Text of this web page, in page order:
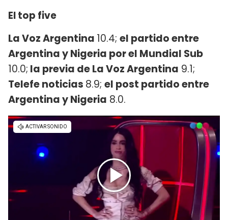
El top five
La Voz Argentina 10.4; el partido entre
Argentina y Nigeria por el Mundial Sub
10.0; la previa de La Voz Argentina 9.1;
Telefe noticias 8.9; el post partido entre
Argentina y Nigeria 8.0.